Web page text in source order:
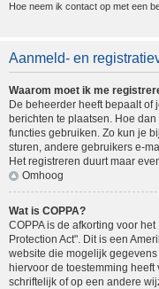
Hoe neem ik contact op met een
Aanmeld- en
Waarom moet ik me
De beheerder heeft bepaalt of
berichten te plaatsen. Hoe
functies gebruiken. Zo kun je
sturen, andere gebruikers e-
Het registreren duurt maar
Omhoog
Wat is COPPA?
COPPA is de afkorting voor
Protection Act". Dit is een
website die mogelijk
hiervoor de toestemming
schriftelijk of op een andere